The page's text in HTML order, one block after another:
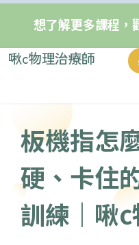
想了解更多課程，
啾c物理治療師
板機指怎
硬、卡住
訓練｜啾